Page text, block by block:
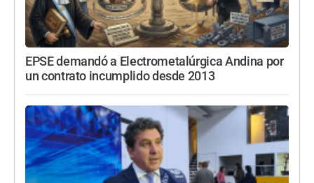
EPSE demandó a Electrometalúrgica Andina por
un contrato incumplido desde 2013